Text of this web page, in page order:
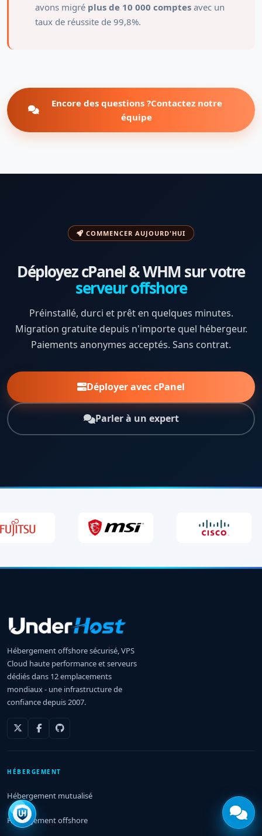
avons migré plus de 10 000 comptes avec un
taux de réussite de 99,8%.
Encore des questions ?Contactez notre
équipe
COMMENCER AUJOURD'HUI
Déployez cPanel & WHM sur votre
serveur offshore
Préinstallé, durci et prêt en quelques minutes.
Migration gratuite depuis n'importe quel hébergeur.
Paiements anonymes acceptés. Sans contrat.
Déployer avec cPanel
Parler à un expert
Hébergement offshore sécurisé, VPS
Cloud haute performance et serveurs
dédiés dans 12 emplacements
mondiaux - une infrastructure de
confiance depuis 2007.
HÉBERGEMENT
Hébergement mutualisé
Hébergement offshore